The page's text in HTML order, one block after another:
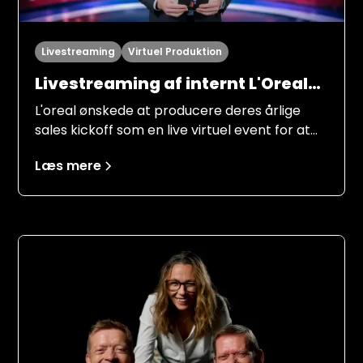
Livestreaming Virtuel Produktion
Livestreaming af internt L'Oreal
Kickoff "LDB always on top"
L'oreal ønskede at producere deres årlige
sales kickoff som en live virtuel event for at
personer fra ledelsen, marketing og
Læs mere